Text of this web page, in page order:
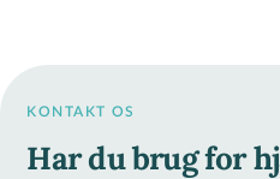
KONTAKT OS
Har du brug for